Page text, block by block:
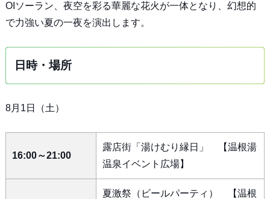
OIソーラン、夜空を彩る華麗な花火が一体となり、幻想的
で力強い夏の一夜を演出します。
日時・場所
8月1日（土）
16:00～21:00
露店街「湯けむり縁日」 【温根湯
温泉イベント広場】
夏激祭（ビールパーティ） 【温根